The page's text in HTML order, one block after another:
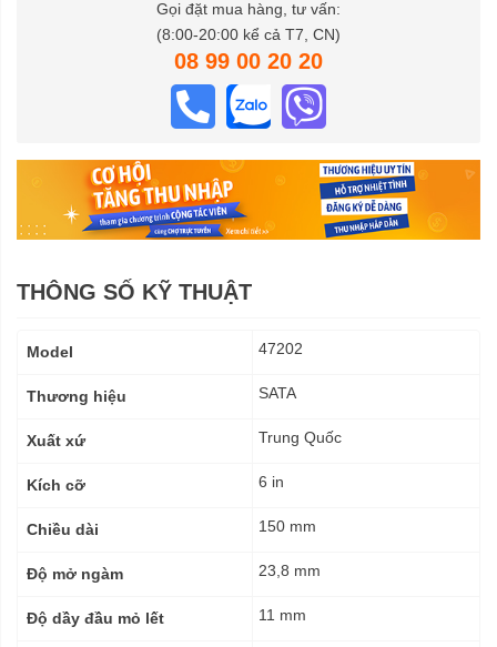
Gọi đặt mua hàng, tư vấn:
(8:00-20:00 kể cả T7, CN)
08 99 00 20 20
THÔNG SỐ KỸ THUẬT
kỹ
Model 47202
Thương hiệu SATA
Xuất xứ Trung Quốc
Kích cỡ 6 in
Chiều dài 150 mm
Độ mở ngàm 23,8 mm
Độ dầy đầu mỏ lết 11 mm